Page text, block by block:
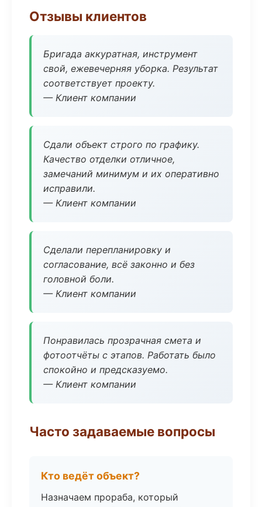
Отзывы клиентов
Бригада аккуратная, инструмент
свой, ежевечерняя уборка. Результат
соответствует проекту.
— Клиент компании
Сдали объект строго по графику.
Качество отделки отличное,
замечаний минимум и их оперативно
исправили.
— Клиент компании
Сделали перепланировку и
согласование, всё законно и без
головной боли.
— Клиент компании
Понравилась прозрачная смета и
фотоотчёты с этапов. Работать было
спокойно и предсказуемо.
— Клиент компании
Часто задаваемые вопросы
Кто ведёт объект?
Назначаем прораба, который